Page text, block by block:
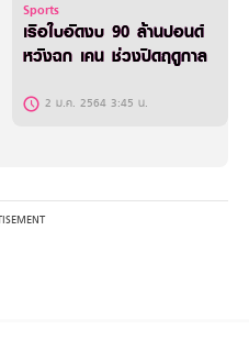
Sports
เรือใบอัดงบ 90 ล้านปอนด์
หวังฉก เคน ช่วงปิดฤดูกาล
2 ม.ค. 2564 3:45 น.